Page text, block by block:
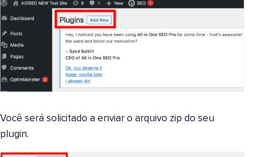
Você será solicitado a enviar o arquivo zip do seu
plugin.